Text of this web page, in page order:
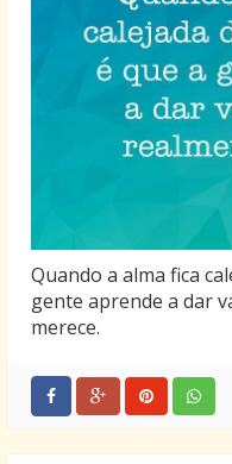
Quando a alma fica
gente aprende a dar
merece.